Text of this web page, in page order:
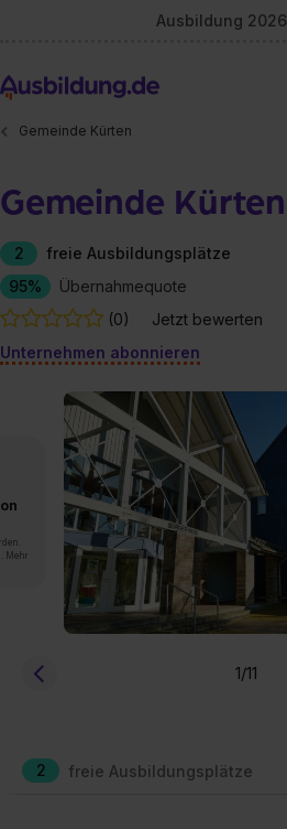
Ausbildung 2026
Gemeinde Kürten
Gemeinde Kürten
2
freie Ausbildungsplätze
95%
Übernahmequote
(0)
Jetzt bewerten
Unternehmen abonnieren
Mehr
1/11
2 freie Ausbildungsplätze